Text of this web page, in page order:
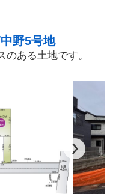
野5号地
ある土地です。
。
適なプランご提案